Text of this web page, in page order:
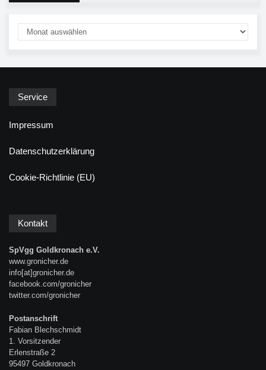
Service
Impressum
Datenschutzerklärung
Cookie-Richtlinie (EU)
Kontakt
SpVgg Goldkronach e.V.
www.gronicher.de
info[at]gronicher.de
facebook.com/gronicher
twitter.com/gronicher
Postanschrift
Fabian Blechschmidt
1. Vorsitzender
Erlenstraße 2
95497 Goldkronach